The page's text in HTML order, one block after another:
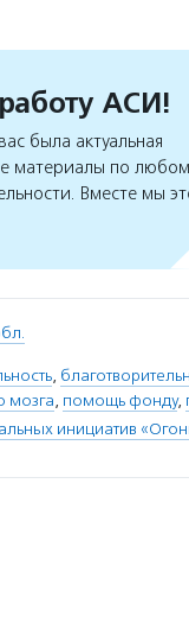
АСИ!
была актуальная
материалы по
Вместе мы
,
мозга, помощь фонду,
инициатив